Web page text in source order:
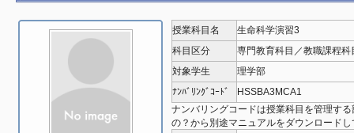
授業科目名
生命科学演習3
科目区分
専門教育科目／教職課程科
対象学生
理学部
ﾅﾝﾊﾞﾘﾝｸﾞｺｰﾄﾞ
HSSBA3MCA1
ナンバリングコードは授業科目を管理す
の？から別途マニュアルをダウンロード